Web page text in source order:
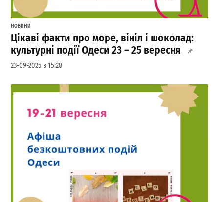
НОВИНИ
Цікаві факти про море, вініл і шоколад:
культурні події Одеси 23 – 25 вересня
23-09-2025 в 15:28